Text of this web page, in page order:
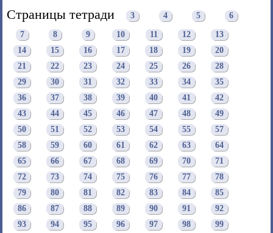
Страницы тетради 3 4 5 6
7 8 9 10 11 12
13
14
15 16 17 18 19
20
21
22 23 24 25 26
28
29
30 31 32 33 34
35
36
37 38 39 40 41
42
43
44 45 46 47 48
49
50
51 52 53 54 55
57
58
59 60 61 62 63
64
65
66 67 68 69 70
71
72
73 74 75 76 77
78
79
80 81 82 83 84
85
86
87 88 89 90 91
92
93
94 95 96 97 98 99